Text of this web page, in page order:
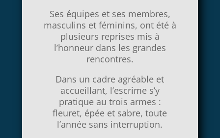
Ses équipes et ses membres,
masculins et féminins, ont été à
plusieurs reprises mis à
l’honneur dans les grandes
rencontres.
Dans un cadre agréable et
accueillant, l’escrime s’y
pratique au trois armes :
fleuret, épée et sabre, toute
l’année sans interruption.